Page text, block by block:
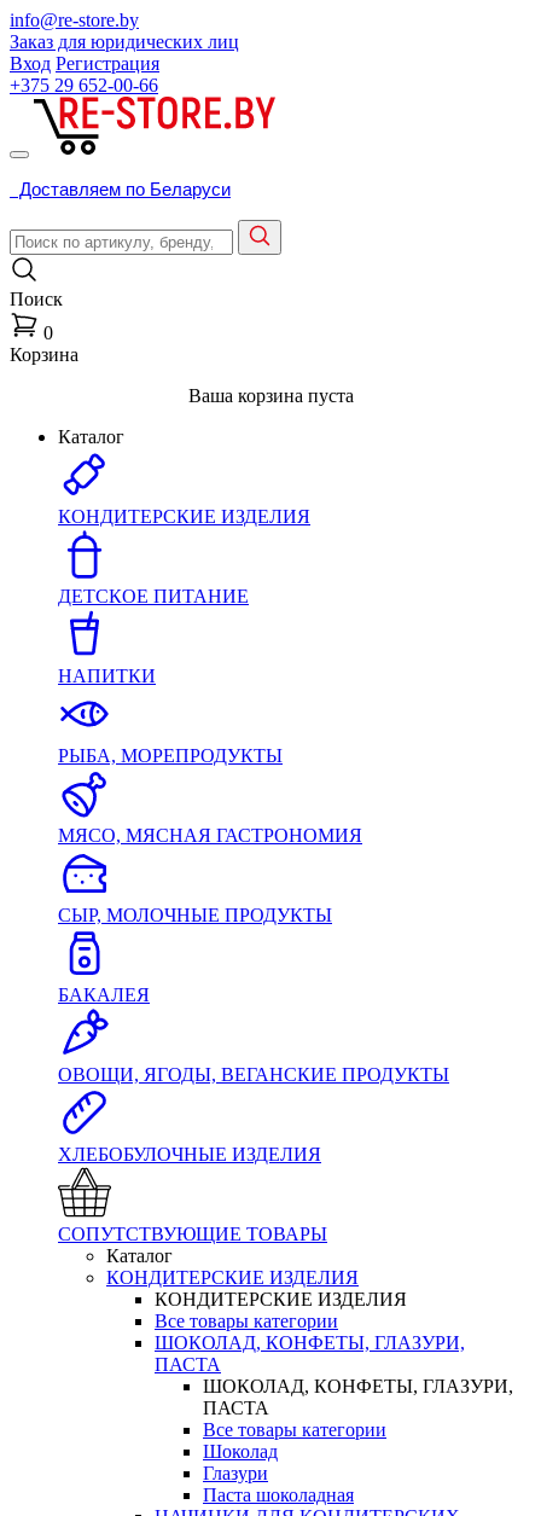
info@re-store.by
Заказ для юридических лиц
Вход Регистрация
+375 29 652-00-66
Доставляем по Беларуси
Поиск
0
Корзина
Ваша корзина пуста
Каталог
КОНДИТЕРСКИЕ ИЗДЕЛИЯ
ДЕТСКОЕ ПИТАНИЕ
НАПИТКИ
РЫБА, МОРЕПРОДУКТЫ
МЯСО, МЯСНАЯ ГАСТРОНОМИЯ
СЫР, МОЛОЧНЫЕ ПРОДУКТЫ
БАКАЛЕЯ
ОВОЩИ, ЯГОДЫ, ВЕГАНСКИЕ ПРОДУКТЫ
ХЛЕБОБУЛОЧНЫЕ ИЗДЕЛИЯ
СОПУТСТВУЮЩИЕ ТОВАРЫ
Каталог
КОНДИТЕРСКИЕ ИЗДЕЛИЯ
КОНДИТЕРСКИЕ ИЗДЕЛИЯ
Все товары категории
ШОКОЛАД, КОНФЕТЫ, ГЛАЗУРИ,
ПАСТА
ШОКОЛАД, КОНФЕТЫ, ГЛАЗУРИ,
ПАСТА
Все товары категории
Шоколад
Глазури
Паста шоколадная